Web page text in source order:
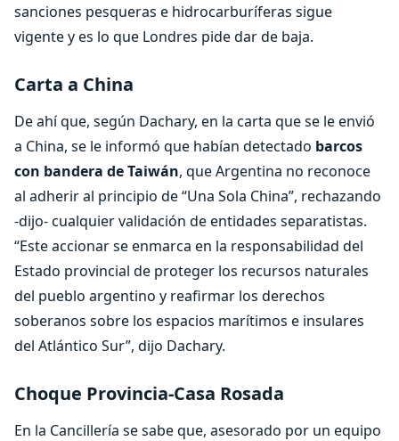
sanciones pesqueras e hidrocarburíferas sigue
vigente y es lo que Londres pide dar de baja.
Carta a China
De ahí que, según Dachary, en la carta que se le envió
a China, se le informó que habían detectado barcos
con bandera de Taiwán, que Argentina no reconoce
al adherir al principio de “Una Sola China”, rechazando
-dijo- cualquier validación de entidades separatistas.
“Este accionar se enmarca en la responsabilidad del
Estado provincial de proteger los recursos naturales
del pueblo argentino y reafirmar los derechos
soberanos sobre los espacios marítimos e insulares
del Atlántico Sur”, dijo Dachary.
Choque Provincia-Casa Rosada
En la Cancillería se sabe que, asesorado por un equipo